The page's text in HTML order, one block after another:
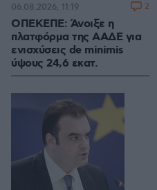
ΟΠΕΚΕΠΕ: Άνοιξε η
πλατφόρμα της ΑΑΔΕ για
ενισχύσεις de minimis
ύψους 24,6 εκατ.
06.08.2026, 11:19 2